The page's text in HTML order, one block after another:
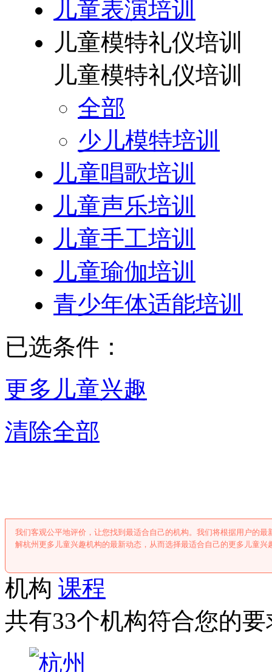
儿童表演培训
儿童模特礼仪培训
儿童模特礼仪培训
全部
少儿模特培训
儿童唱歌培训
儿童声乐培训
儿童手工培训
儿童瑜伽培训
青少年体适能培训
已选条件：
更多儿童兴趣
清除全部
我们客观公平地评价，让您找到最适合自己的机构。我们将根据用户的
解杭州更多儿童兴趣机构的最新动态，从而选择最适合自己的更多儿童兴
机构 课程
共有33个机构符合您的要